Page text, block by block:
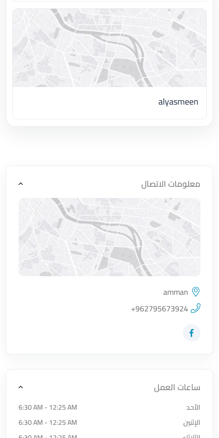
alyasmeen
معلومات الاتصال
اضغط لتحميل الموقع
amman
+962795673924
زيارة حساب المتجر على Facebook-f
ساعات العمل
الأحد
6:30 AM - 12:25 AM
الإثنين
6:30 AM - 12:25 AM